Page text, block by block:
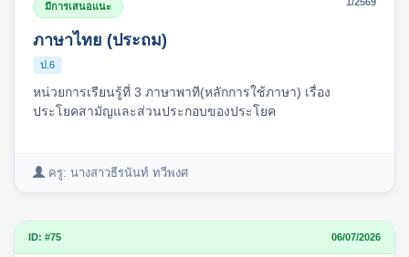
มีการเสนอแนะ
ภาษาไทย (ประถม)
ป.6
หน่วยการเรียนรู้ที่ 3 ภาษาพาที(หลักการใช้ภาษา) เรื่อง
ประโยคสามัญและส่วนประกอบของประโยค
ครู: นางสาวธีรนันท์ ทวีพงศ
ID: #75 06/07/2026